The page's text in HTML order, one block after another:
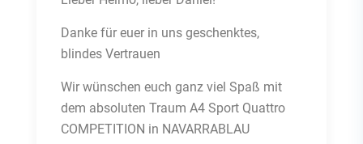
Danke für euer in uns geschenktes,
blindes Vertrauen
Wir wünschen euch ganz viel Spaß mit
dem absoluten Traum A4 Sport Quattro
COMPETITION in NAVARRABLAU